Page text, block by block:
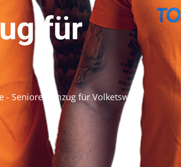
für
- Seniorenumzug für Volketswil